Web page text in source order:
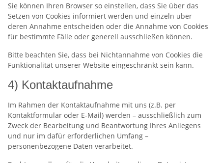
Sie können Ihren Browser so einstellen, dass Sie über das
Setzen von Cookies informiert werden und einzeln über
deren Annahme entscheiden oder die Annahme von Cookies
für bestimmte Fälle oder generell ausschließen können.
Bitte beachten Sie, dass bei Nichtannahme von Cookies die
Funktionalität unserer Website eingeschränkt sein kann.
4) Kontaktaufnahme
Im Rahmen der Kontaktaufnahme mit uns (z.B. per
Kontaktformular oder E-Mail) werden – ausschließlich zum
Zweck der Bearbeitung und Beantwortung Ihres Anliegens
und nur im dafür erforderlichen Umfang –
personenbezogene Daten verarbeitet.